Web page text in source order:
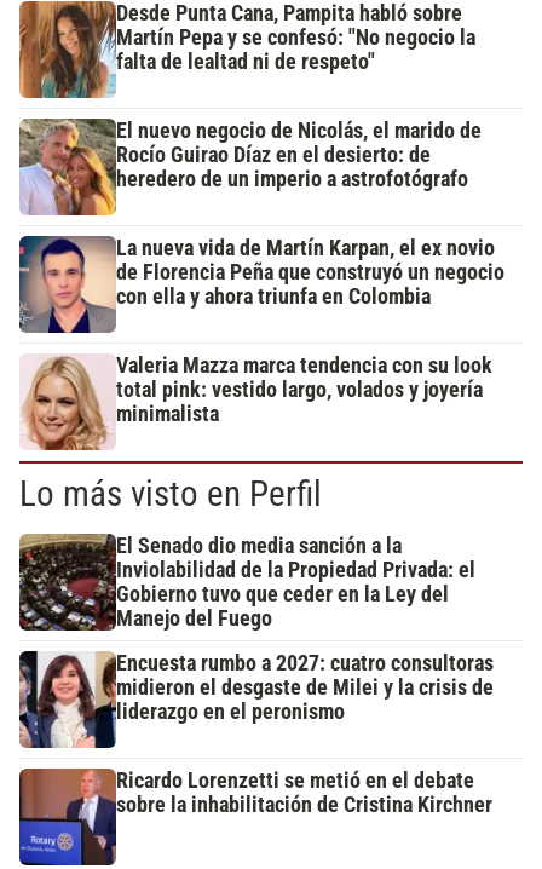
Desde Punta Cana, Pampita habló sobre
Martín Pepa y se confesó: "No negocio la
falta de lealtad ni de respeto"
El nuevo negocio de Nicolás, el marido de
Rocío Guirao Díaz en el desierto: de
heredero de un imperio a astrofotógrafo
La nueva vida de Martín Karpan, el ex novio
de Florencia Peña que construyó un negocio
con ella y ahora triunfa en Colombia
Valeria Mazza marca tendencia con su look
total pink: vestido largo, volados y joyería
minimalista
Lo más visto en Perfil
El Senado dio media sanción a la
Inviolabilidad de la Propiedad Privada: el
Gobierno tuvo que ceder en la Ley del
Manejo del Fuego
Encuesta rumbo a 2027: cuatro consultoras
midieron el desgaste de Milei y la crisis de
liderazgo en el peronismo
Ricardo Lorenzetti se metió en el debate
sobre la inhabilitación de Cristina Kirchner